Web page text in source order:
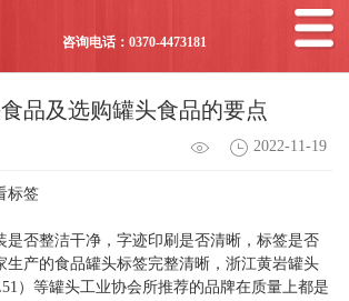
咨询电话：0370-4473181
品及选购罐头食品的要点
2022-11-19
标签
是否整洁干净，字迹印刷是否清晰，标签是否
生产的食品罐头标签完整清晰，浙江黄岩罐头
）等罐头工业协会所推荐的品牌在质量上都是